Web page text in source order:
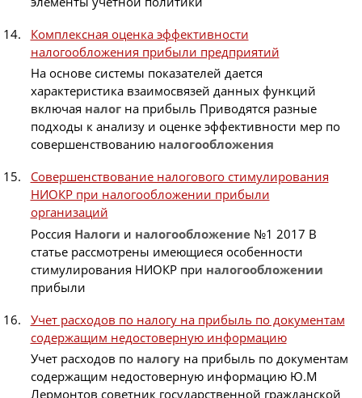
Комплексная оценка эффективности
налогообложения прибыли предприятий
На основе системы показателей дается
характеристика взаимосвязей данных функций
включая налогна прибыль Приводятся разные
подходы к анализу и оценке эффективности мер по
совершенствованию налогообложения
Совершенствование налогового стимулирования
НИОКР при налогообложении прибыли
организаций
Россия Налоги и налогообложение№1 2017 В
статье рассмотрены имеющиеся особенности
стимулирования НИОКР при налогообложении
прибыли
Учет расходов по налогу на прибыль по документам
содержащим недостоверную информацию
Учет расходов по налогуна прибыль по документам
содержащим недостоверную информацию Ю.М
Лермонтов советник государственной гражданской